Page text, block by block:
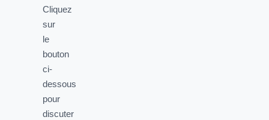
Cliquez
sur
le
bouton
ci-
dessous
pour
discuter